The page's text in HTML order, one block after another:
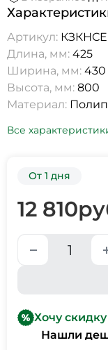
Артикул:
Длина, мм: 425
Ширина, мм: 430
Высота, мм: 800
Материал:
Все
От 1 дня
12 810
Хочу скидку
Нашли